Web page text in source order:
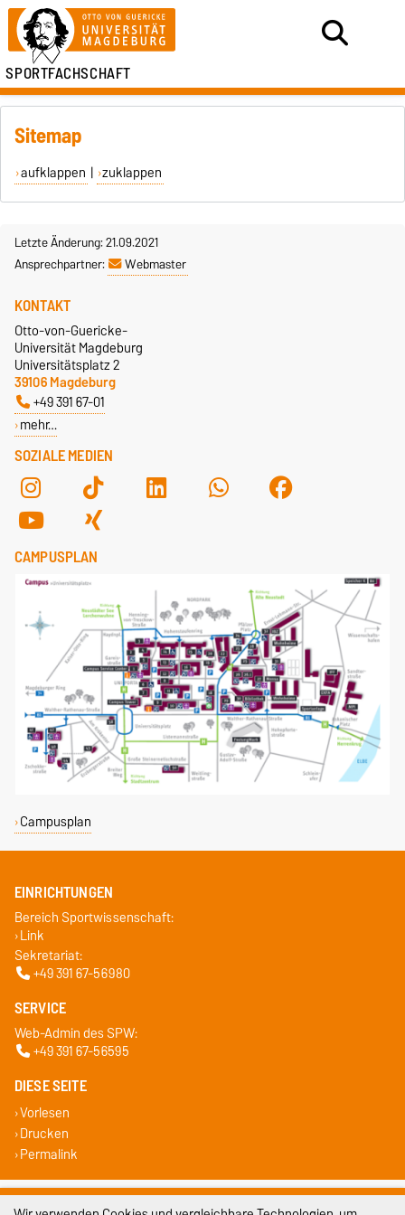
SPORTFACHSCHAFT
Sitemap
aufklappen | zuklappen
Letzte Änderung: 21.09.2021
Ansprechpartner:
Webmaster
SOZIALE MEDIEN
KONTAKT
Otto-von-Guericke-
Universität Magdeburg
Universitätsplatz 2
39106 Magdeburg
+49 391 67-01
mehr…
CAMPUSPLAN
Campusplan
EINRICHTUNGEN
Bereich Sportwissenschaft:
Link
Sekretariat:
+49 391 67-56980
SERVICE
Web-Admin des SPW:
+49 391 67-56595
DIESE SEITE
Vorlesen
Drucken
Permalink
Impressum